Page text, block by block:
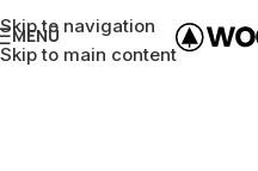
Skip to navigation
Skip to main content
MENÜ